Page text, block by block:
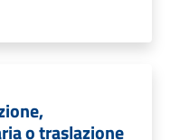
o traslazione